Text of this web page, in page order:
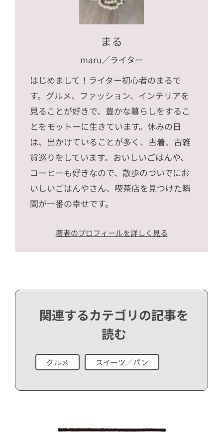
まる
maru／ライター
はじめまして！ライター初心者のまるで
す。グルメ、ファッション、インテリアを
見ることが好きで、豊かな暮らしをするこ
とをモットーに生きています。休みの日
は、出かけていることが多く、古着、古雑
貨巡りをしています。おいしいごはんや、
コーヒーも好きなので、散歩のついでにお
いしいごはんやさん、喫茶店を見つけた瞬
間が一番の幸せです。
著者のプロフィールを詳しく見る
関連するカテゴリの記事を
読む
グルメ スイーツ／パン